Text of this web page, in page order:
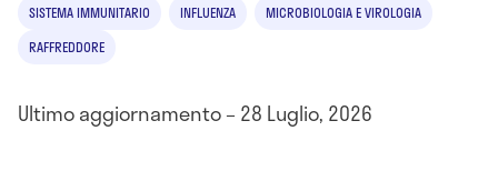
SISTEMA IMMUNITARIO INFLUENZA
MICROBIOLOGIA E VIROLOGIA
RAFFREDDORE
Ultimo aggiornamento – 28 Luglio, 2026